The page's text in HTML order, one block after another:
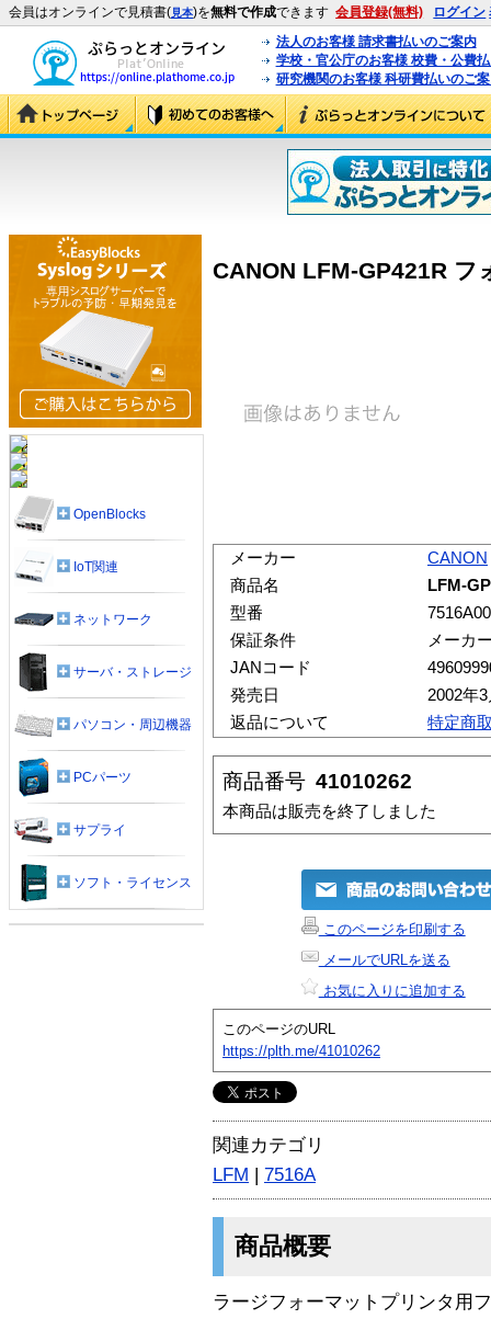
会員はオンラインで見積書(見本)を無料で作成できます 会員登録(無料) ログイン
法人のお客様 請求書払いのご案内
学校・官公庁のお客様 校費・公費
研究機関のお客様 科研費払いのご
CANON LFM-GP421R フ
メーカー
CANON
商品名
LFM-
型番
保証条件
メーカ
JANコード
発売日
2002年
返品について
特定商
商品番号 41010262
本商品は販売を終了しました
このページを印刷する
メールでURLを送る
お気に入りに追加する
このページのURL
https://plth.me/41010262
関連カテゴリ
LFM | 7516A
商品概要
ラージフォーマットプリンタ用
OpenBlocks
IoT関連
ネットワーク
サーバ・ストレージ
パソコン・周辺機器
PCパーツ
サプライ
ソフト・ライセンス